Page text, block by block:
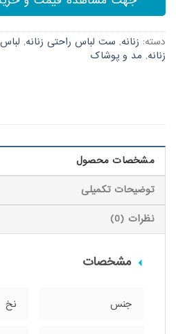
دسته: زنانه, ست لباس راحتی زنانه,
زنانه, مد و پوشاک
مشخصات محصول
توضیحات تکمیلی
نظرات (0)
مشخصات
جنس نخ